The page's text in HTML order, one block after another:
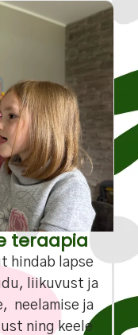
teraapia
hindab lapse
liikuvust ja
neelamise ja
ning keele